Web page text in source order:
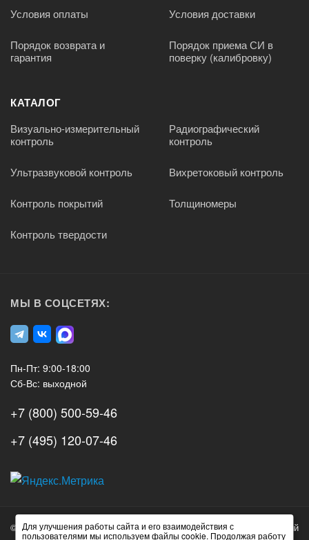
Условия оплаты Условия доставки
Порядок возврата и
гарантия
Порядок приема СИ в
поверку (калибровку)
КАТАЛОГ
Визуально-измерительный
контроль
Радиографический
контроль
Ультразвуковой контроль Вихретоковый контроль
Контроль покрытий Толщиномеры
Контроль твердости
МЫ В СОЦСЕТЯХ:
Пн-Пт: 9:00-18:00
Сб-Вс: выходной
+7 (800) 500-59-46
+7 (495) 120-07-46
Инжиниринг
Нагорный
© 2026 А3 Инжиниринг Обращаем Ваше внимание на то, что данный
Для улучшения работы сайта и его взаимодействия с
пользователями мы используем файлы cookie. Продолжая работу